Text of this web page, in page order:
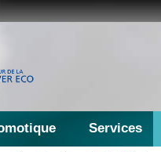
Services